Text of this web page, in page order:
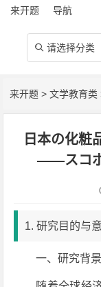
来开题 导航
 请选择分类
来开题 >文学教育类
日本の化粧
――スコポ
1. 研究目的与
一、研究背景